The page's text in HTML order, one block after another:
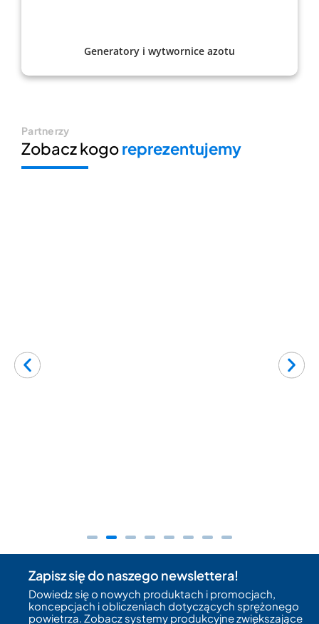
Generatory i wytwornice azotu
Partnerzy
Zobacz kogoreprezentujemy
Zapisz się do naszego newslettera!
Dowiedz się o nowych produktach i promocjach,
koncepcjach i obliczeniach dotyczących sprężonego
powietrza. Zobacz systemy produkcyjne zwiększające